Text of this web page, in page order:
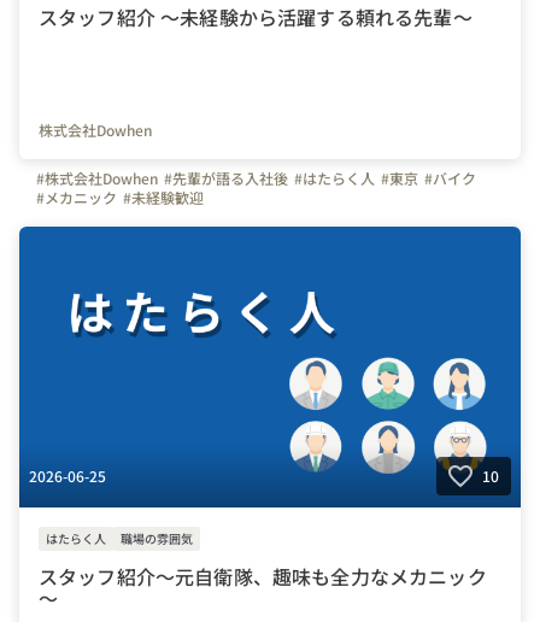
スタッフ紹介 ～未経験から活躍する頼れる先輩～
株式会社Dowhen
#株式会社Dowhen #先輩が語る入社後 #はたらく人 #東京 #バイク
#メカニック #未経験歓迎
2026-06-25 10
はたらく人 職場の雰囲気
スタッフ紹介～元自衛隊、趣味も全力なメカニック
～